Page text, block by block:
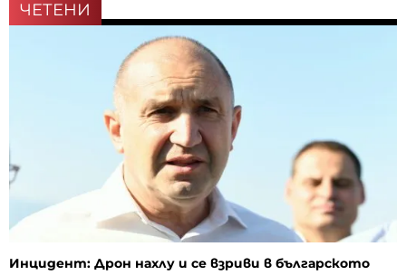
ЧЕТЕНИ
Инцидент: Дрон нахлу и се взриви в българското